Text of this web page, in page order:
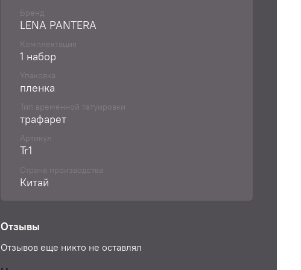
поверхностью
Бренд
LENA PANTERA
Комплектация
1 набор
Упаковка
пленка
Тип временной татуировки
трафарет
Артикул
Tr1
Страна производства
Китай
Отзывы
Отзывов еще никто не оставлял